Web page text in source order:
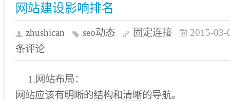
网站建设影响排名
zhushican seo动态 固定连接
2015-03-
条评论
1.网站布局：
网站应该有明晰的结构和清晰的导航。